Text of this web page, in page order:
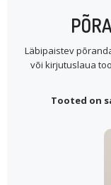
Läbipaistev
või kirjutuslaua
Tooted on